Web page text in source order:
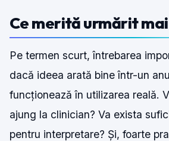
Ce merită urmărit
Pe termen scurt, întrebarea
dacă ideea arată bine într-un
funcționează în utilizarea reală.
ajung la clinician? Va exista
pentru interpretare? Și, foarte